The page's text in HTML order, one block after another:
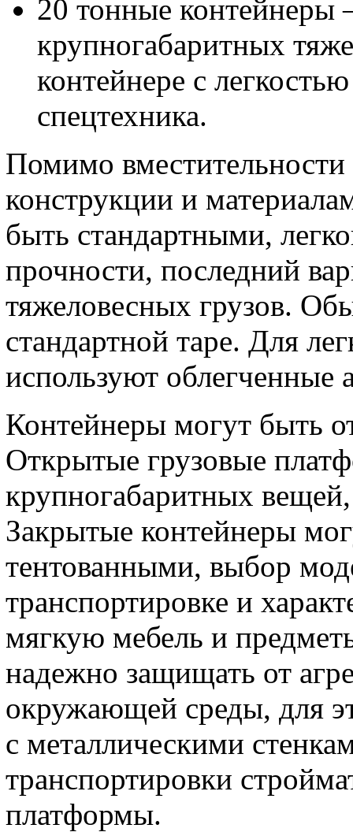
20 тонные контейнеры
крупногабаритных
контейнере с
спецтехника.
Помимо
конструкции и
быть стандартными,
прочности, последний
тяжеловесных грузов.
стандартной таре. Для
используют
Контейнеры могут быть
Открытые грузовые
крупногабаритных
Закрытые контейнеры
тентованными, выбор
транспортировке и
мягкую мебель и
надежно защищать от
окружающей среды, для
с металлическими
транспортировки
платформы.